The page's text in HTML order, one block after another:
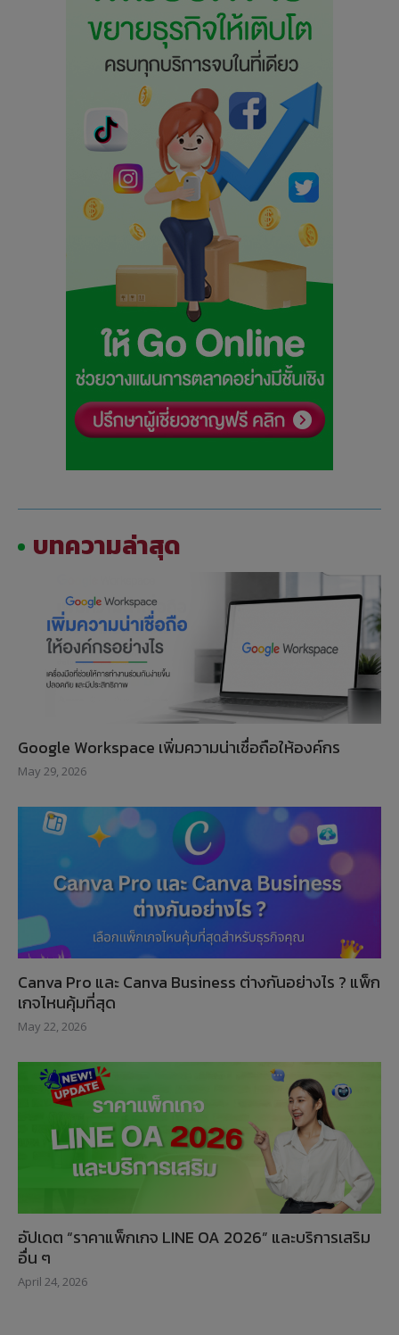
บทความล่าสุด
Google Workspace เพิ่มความน่าเชื่อถือให้องค์กร
May 29, 2026
Canva Pro และ Canva Business ต่างกันอย่างไร ? แพ็ก
เกจไหนคุ้มที่สุด
May 22, 2026
อัปเดต “ราคาแพ็กเกจ LINE OA 2026” และบริการเสริม
อื่น ๆ
April 24, 2026